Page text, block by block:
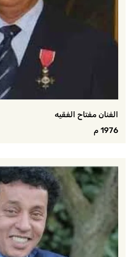
الفنان مفتاح الفقيه
1976 م